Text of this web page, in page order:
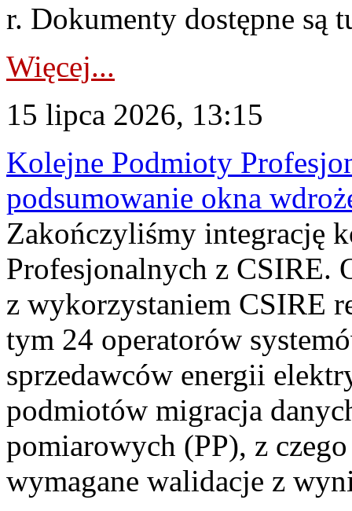
r. Dokumenty dostępne są
Więcej...
15 lipca 2026, 13:15
Kolejne Podmioty
podsumowanie okna
Zakończyliśmy integrację
Profesjonalnych z CSIRE.
z wykorzystaniem CSIRE
tym 24 operatorów
sprzedawców energii
podmiotów migracja
pomiarowych (PP), z
wymagane walidacje z